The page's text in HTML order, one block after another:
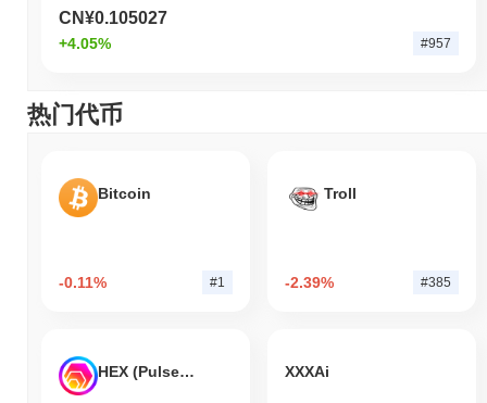
CN¥0.105027
+4.05% #957
热门代币
Bitcoin
-0.11% #1
Troll
-2.39% #385
HEX (Pulsechain) XXXAi